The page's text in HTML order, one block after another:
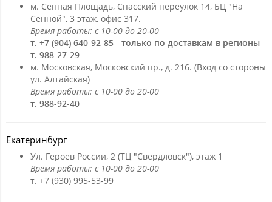
м. Сенная Площадь, Спасский переулок 14, БЦ "На
Сенной", 3 этаж, офис 317.
Время работы: с 10-00 до 20-00
т. +7 (904) 640-92-85 - только по доставкам в регионы
т. 988-27-29
м. Московская, Московский пр., д. 216. (Вход со стороны
ул. Алтайская)
Время работы: с 10-00 до 20-00
т. 988-92-40
Екатеринбург
Ул. Героев России, 2 (ТЦ "Свердловск"), этаж 1
Время работы: с 10-00 до 20-00
т. +7 (930) 995-53-99